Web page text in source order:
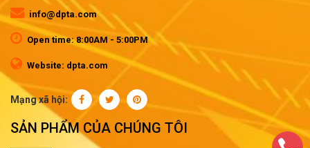
info@dpta.com
Open time: 8:00AM - 5:00PM
Website: dpta.com
Mạng xã hội:
SẢN PHẨM CỦA CHÚNG TÔI